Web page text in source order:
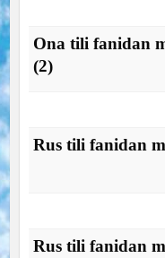
Ona tili fanidan
(2)
Rus tili fanidan
Rus tili fanidan